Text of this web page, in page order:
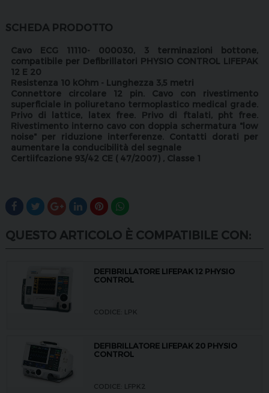
SCHEDA PRODOTTO
Cavo ECG 11110- 000030, 3 terminazioni bottone,
compatibile per Defibrillatori PHYSIO CONTROL LIFEPAK
12 E 20
Resistenza 10 kOhm - Lunghezza 3,5 metri
Connettore circolare 12 pin. Cavo con rivestimento
superficiale in poliuretano termoplastico medical grade.
Privo di lattice, latex free. Privo di ftalati, pht free.
Rivestimento interno cavo con doppia schermatura "low
noise" per riduzione interferenze. Contatti dorati per
aumentare la conducibilità del segnale
Certiifcazione 93/42 CE ( 47/2007) , Classe 1
QUESTO ARTICOLO È COMPATIBILE CON:
DEFIBRILLATORE LIFEPAK 12 PHYSIO
CONTROL
CODICE: LPK
DEFIBRILLATORE LIFEPAK 20 PHYSIO
CONTROL
CODICE: LFPK2